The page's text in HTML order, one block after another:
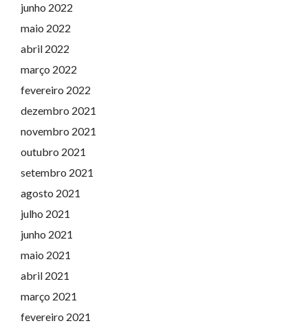
junho 2022
maio 2022
abril 2022
março 2022
fevereiro 2022
dezembro 2021
novembro 2021
outubro 2021
setembro 2021
agosto 2021
julho 2021
junho 2021
maio 2021
abril 2021
março 2021
fevereiro 2021